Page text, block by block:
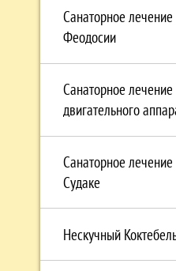
Санаторное
Феодосии
Санаторное
двигательного
Санаторное
Судаке
Нескучный